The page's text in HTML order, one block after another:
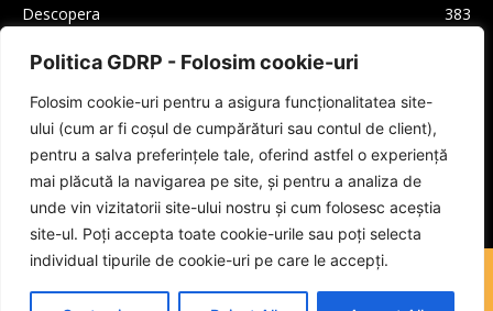
Politica GDRP - Folosim cookie-uri
Folosim cookie-uri pentru a asigura funcționalitatea site-
ului (cum ar fi coșul de cumpărături sau contul de client),
pentru a salva preferințele tale, oferind astfel o experiență
mai plăcută la navigarea pe site, și pentru a analiza de
unde vin vizitatorii site-ului nostru și cum folosesc aceștia
site-ul. Poți accepta toate cookie-urile sau poți selecta
individual tipurile de cookie-uri pe care le accepți.
Descopera
383
Lifestyle
Cultura generala
160
Autori
Despre mine Termeni și Condiții Sign Up
Instagram
LinkedIn Facebook Tik Tok YouTube